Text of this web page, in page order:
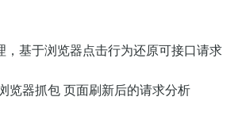
，基于浏览器点击行为还原可接口请求
览器抓包 页面刷新后的请求分析